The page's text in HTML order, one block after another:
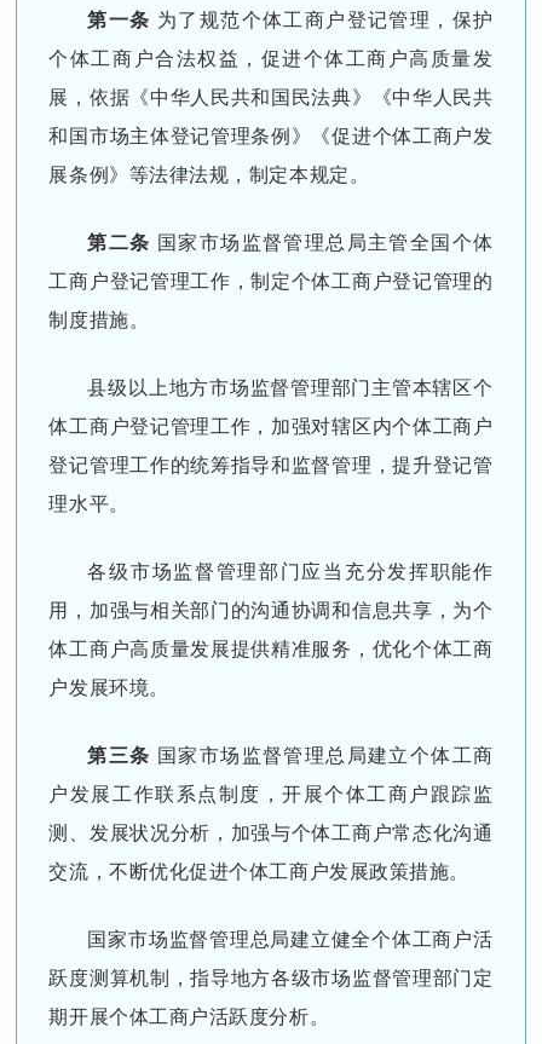
第一条 为了规范个体工商户登记管理，保护
个体工商户合法权益，促进个体工商户高质量发
展，依据《中华人民共和国民法典》《中华人民共
和国市场主体登记管理条例》《促进个体工商户发
展条例》等法律法规，制定本规定。
第二条 国家市场监督管理总局主管全国个体
工商户登记管理工作，制定个体工商户登记管理的
制度措施。
县级以上地方市场监督管理部门主管本辖区个
体工商户登记管理工作，加强对辖区内个体工商户
登记管理工作的统筹指导和监督管理，提升登记管
理水平。
各级市场监督管理部门应当充分发挥职能作
用，加强与相关部门的沟通协调和信息共享，为个
体工商户高质量发展提供精准服务，优化个体工商
户发展环境。
第三条 国家市场监督管理总局建立个体工商
户发展工作联系点制度，开展个体工商户跟踪监
测、发展状况分析，加强与个体工商户常态化沟通
交流，不断优化促进个体工商户发展政策措施。
国家市场监督管理总局建立健全个体工商户活
跃度测算机制，指导地方各级市场监督管理部门定
期开展个体工商户活跃度分析。